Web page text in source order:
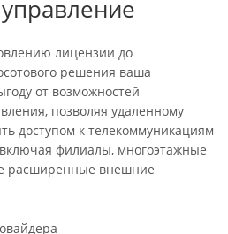
лицензии до
решения ваша
от возможностей
позволяя удаленному
доступом к телекоммуникациям
включая филиалы, многоэтажные
расширенные внешние